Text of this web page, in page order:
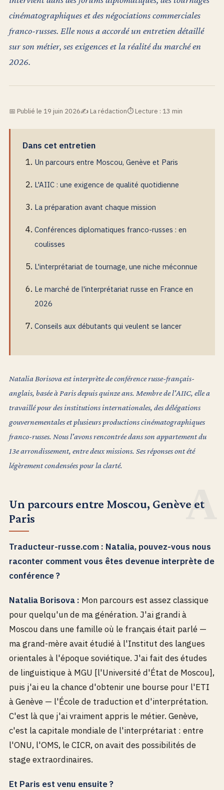
cinématographiques et des négociations commerciales
franco-russes. Elle nous a accordé un entretien détaillé
sur son métier, ses exigences et la réalité du marché en
2026.
Publié le 19 juin 2026 La rédaction Lecture : 13 min
Dans cet entretien
Un parcours entre Moscou, Genève et Paris
L'AIIC : une exigence de qualité quotidienne
La préparation avant chaque mission
Conférences diplomatiques franco-russes : en
coulisses
L'interprétariat de tournage, une niche méconnue
Le marché de l'interprétariat russe en France en
2026
Conseils aux débutants qui veulent se lancer
Natalia Borisova est interprète de conférence russe-français-
anglais, basée à Paris depuis quinze ans. Membre de l'AIIC, elle a
travaillé pour des institutions internationales, des délégations
gouvernementales et plusieurs productions cinématographiques
franco-russes. Nous l'avons rencontrée dans son appartement du
13e arrondissement, entre deux missions. Ses réponses ont été
légèrement condensées pour la clarté.
Un parcours entre Moscou, Genève et
Paris
Traducteur-russe.com : Natalia, pouvez-vous nous
raconter comment vous êtes devenue interprète de
conférence ?
Natalia Borisova : Mon parcours est assez classique
pour quelqu'un de ma génération. J'ai grandi à
Moscou dans une famille où le français était parlé —
ma grand-mère avait étudié à l'Institut des langues
orientales à l'époque soviétique. J'ai fait des études
de linguistique à MGU [l'Université d'État de Moscou],
puis j'ai eu la chance d'obtenir une bourse pour l'ETI
à Genève — l'École de traduction et d'interprétation.
C'est là que j'ai vraiment appris le métier. Genève,
c'est la capitale mondiale de l'interprétariat : entre
l'ONU, l'OMS, le CICR, on avait des possibilités de
stage extraordinaires.
Et Paris est venu ensuite ?